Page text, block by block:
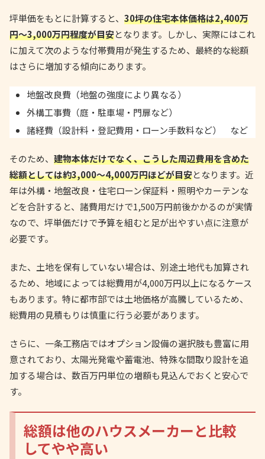
坪単価をもとに計算すると、 30坪の住宅本体価格は2,400万
円〜3,000万円程度が目安となります。しかし、実際にはこれ
に加えて次のような付帯費用が発生するため、最終的な総額
はさらに増加する傾向にあります。
地盤改良費（地盤の強度により異なる）
外構工事費（庭・駐車場・門扉など）
諸経費（設計料・登記費用・ローン手数料など） など
そのため、 建物本体だけでなく、こうした周辺費用を含めた
総額としては約3,000〜4,000万円ほどが目安となります。近
年は外構・地盤改良・住宅ローン保証料・照明やカーテンな
どを合計すると、諸費用だけで1,500万円前後かかるのが実情
なので、坪単価だけで予算を組むと足が出やすい点に注意が
必要です。
また、土地を保有していない場合は、別途土地代も加算され
るため、地域によっては総費用が4,000万円以上になるケース
もあります。特に都市部では土地価格が高騰しているため、
総費用の見積もりは慎重に行う必要があります。
さらに、一条工務店ではオプション設備の選択肢も豊富に用
意されており、太陽光発電や蓄電池、特殊な間取り設計を追
加する場合は、数百万円単位の増額も見込んでおくと安心で
す。
総額は他のハウスメーカーと比較
してやや高い